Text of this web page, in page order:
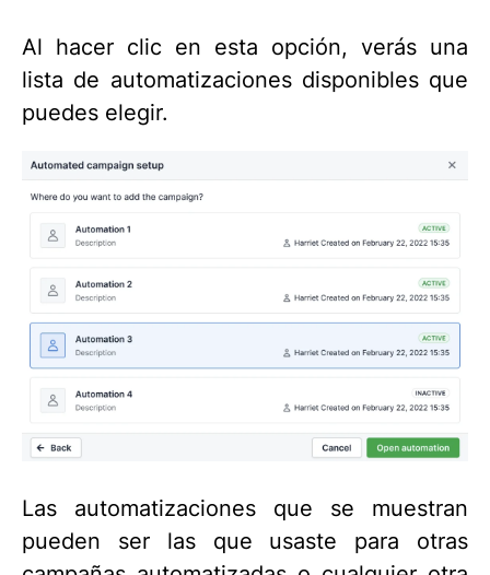
Al hacer clic en esta opción, verás una
lista de automatizaciones disponibles que
puedes elegir.
Las automatizaciones que se muestran
pueden ser las que usaste para otras